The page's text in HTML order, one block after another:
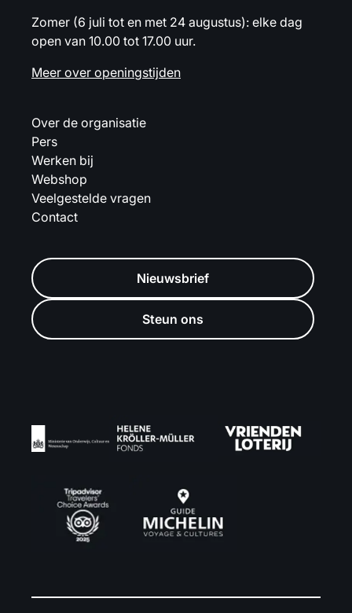
Zomer (6 juli tot en met 24 augustus): elke dag
open van 10.00 tot 17.00 uur.
Meer over openingstijden
Over de organisatie
Pers
Werken bij
Webshop
Veelgestelde vragen
Contact
Nieuwsbrief
Steun ons